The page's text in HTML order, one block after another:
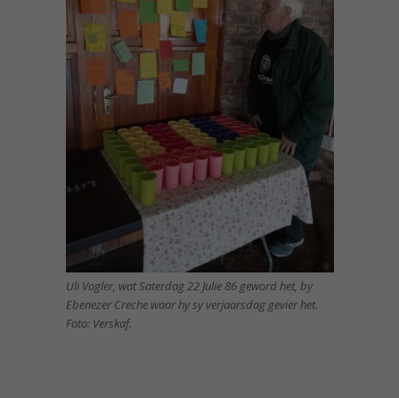
Uli Vogler, wat Saterdag 22 Julie 86 geword het, by
Ebenezer Creche waar hy sy verjaarsdag gevier het.
Foto: Verskaf.